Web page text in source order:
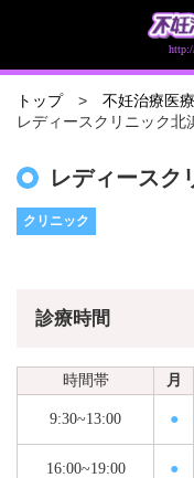
トップ 不妊治療医
レディースクリニック北
レディースク
クリニック
診療時間
時間帯 月
9:30~13:00 ●
16:00~19:00 ●